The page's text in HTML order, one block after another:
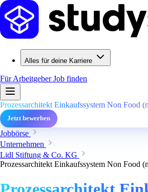
Alles für deine Karriere
Für ArbeitgeberJob finden
Prozessarchitekt Einkaufssystem Non Food
Jetzt bewerben
Jobbörse
Unternehmen
Lidl Stiftung & Co. KG
Prozessarchitekt Einkaufssystem Non Food